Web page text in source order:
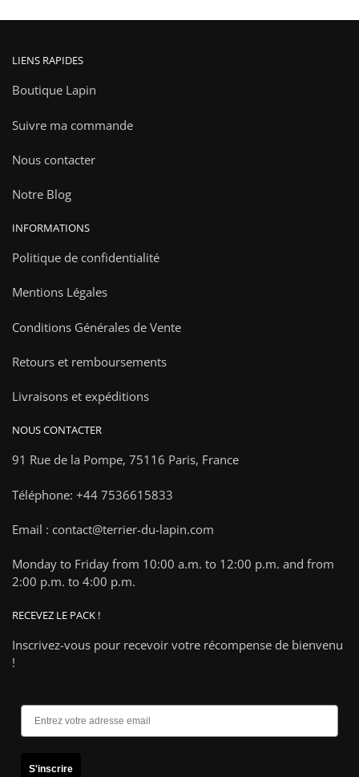
produit
LIENS RAPIDES
Boutique Lapin
Suivre ma commande
Nous contacter
Notre Blog
INFORMATIONS
Politique de confidentialité
Mentions Légales
Conditions Générales de Vente
Retours et remboursements
Livraisons et expéditions
NOUS CONTACTER
91 Rue de la Pompe, 75116 Paris, France
Téléphone: +44 7536615833
Email : contact@terrier-du-lapin.com
Monday to Friday from 10:00 a.m. to 12:00 p.m. and from
2:00 p.m. to 4:00 p.m.
RECEVEZ LE PACK !
Inscrivez-vous pour recevoir votre récompense de bienvenu
!
S'inscrire